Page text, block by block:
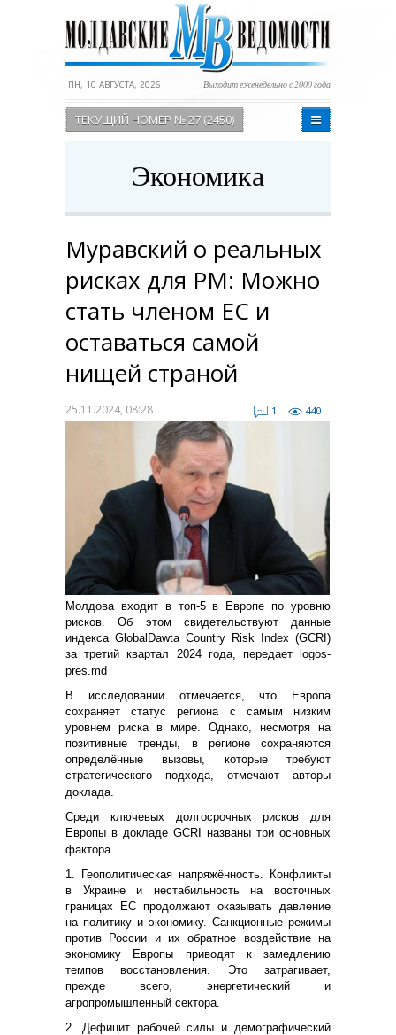
ПН, 10 АВГУСТА, 2026 Выходит еженедельно с 2000 года
ТЕКУЩИЙ НОМЕР № 27 (2450)
Экономика
Муравский о реальных
рисках для РМ: Можно
стать членом ЕС и
оставаться самой
нищей страной
25.11.2024, 08:28 1 440
Молдова входит в топ-5 в Европе по уровню
рисков. Об этом свидетельствуют данные
индекса GlobalDawta Country Risk Index (GCRI)
за третий квартал 2024 года, передает logos-
pres.md
В исследовании отмечается, что Европа
сохраняет статус региона с самым низким
уровнем риска в мире. Однако, несмотря на
позитивные тренды, в регионе сохраняются
определённые вызовы, которые требуют
стратегического подхода, отмечают авторы
доклада.
Среди ключевых долгосрочных рисков для
Европы в докладе GCRI названы три основных
фактора.
1. Геополитическая напряжённость. Конфликты
в Украине и нестабильность на восточных
границах ЕС продолжают оказывать давление
на политику и экономику. Санкционные режимы
против России и их обратное воздействие на
экономику Европы приводят к замедлению
темпов восстановления. Это затрагивает,
прежде всего, энергетический и
агропромышленный сектора.
2. Дефицит рабочей силы и демографический